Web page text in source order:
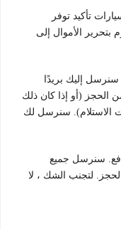
تأكيد توفر
بتحرير الأموال إلى
سنرسل إليك بريدًا
التوفر في غضون 48 ساعة من الحجز (أو إذا كان ذلك
من وقت الاستلام). سنرسل لك
سنرسل جميع
الحجز. لتجنب الشك ، لا